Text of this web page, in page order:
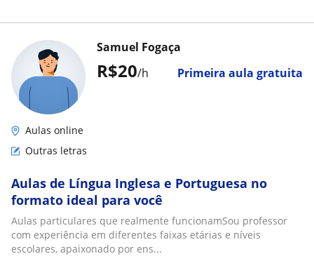
R$20/h Primeira aula gratuita
Samuel Fogaça
Aulas online
Outras letras
Aulas de Língua Inglesa e Portuguesa no
formato ideal para você
Aulas particulares que realmente funcionamSou professor
com experiência em diferentes faixas etárias e níveis
escolares, apaixonado por ens...